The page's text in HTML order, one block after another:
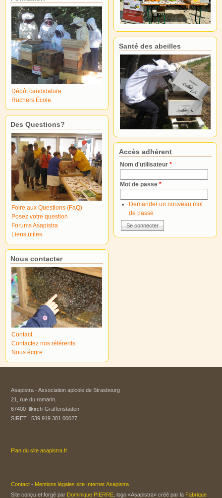
Dépôt candidature.
Ruchers École.
Des Questions?
Foire aux Questions (FaQ)
Posez votre question
Forums Asapistra
Liens utiles
Nous contacter
Contact
Contactez nos référents
Nous écrire
Santé des abeilles
Accès adhérent
Nom d'utilisateur *
Mot de passe *
Demander un nouveau mot
de passe
Asapistra - Association apicole de Strasbourg​
21, rue du romarin.
67400 Illkirch-Graffenstaden
SIRET : 539 919 381 00027
Plan du site asapistra.fr
Contact - Mentions légales site Internet Asapistra
Site conçu et forgé par Dominique PIERRE , logo «Asapistra» créé par la Fabrique